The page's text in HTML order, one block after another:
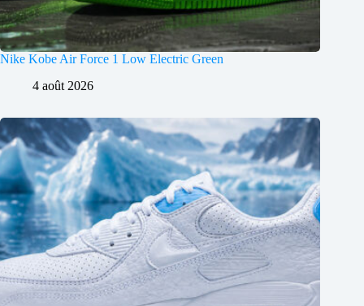
Nike Kobe Air Force 1 Low Electric Green
4 août 2026